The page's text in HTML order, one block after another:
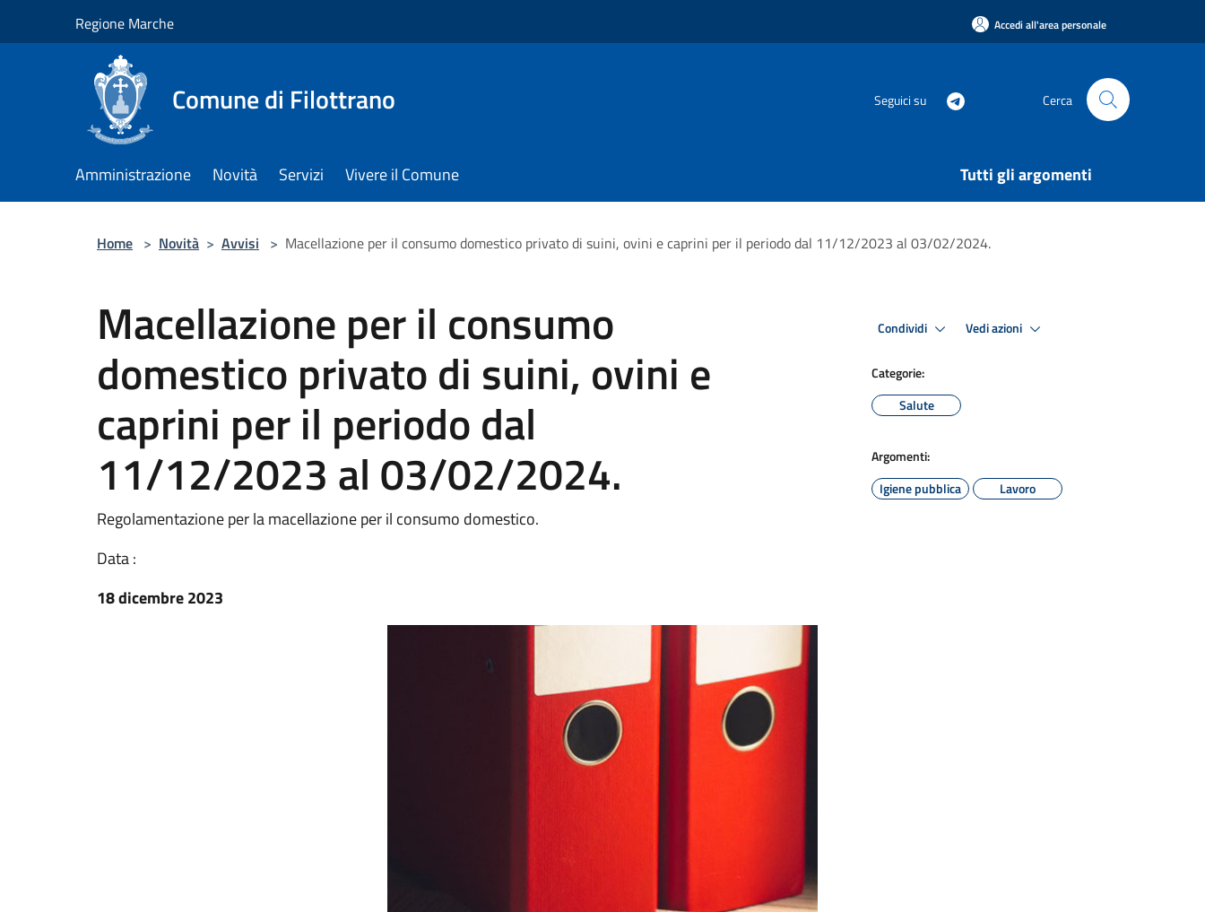
Regione Marche Accedi all'area personale
Comune di Filottrano Seguici su Cerca
Amministrazione Novità Servizi Vivere il Comune Tutti gli argomenti
Home > Novità > Avvisi > Macellazione per il consumo domestico privato di suini, ovini e caprini per il periodo dal 11/12/2023 al 03/02/2024.
Macellazione per il consumo
domestico privato di suini, ovini e
caprini per il periodo dal
11/12/2023 al 03/02/2024.
Regolamentazione per la macellazione per il consumo domestico.
Data :
18 dicembre 2023
Condividi Vedi azioni
Categorie:
Salute
Argomenti:
Igiene pubblica
Lavoro